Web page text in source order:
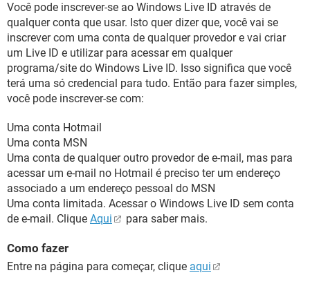
Você pode inscrever-se ao Windows Live ID através de
qualquer conta que usar. Isto quer dizer que, você vai se
inscrever com uma conta de qualquer provedor e vai criar
um Live ID e utilizar para acessar em qualquer
programa/site do Windows Live ID. Isso significa que você
terá uma só credencial para tudo. Então para fazer simples,
você pode inscrever-se com:
Uma conta Hotmail
Uma conta MSN
Uma conta de qualquer outro provedor de e-mail, mas para
acessar um e-mail no Hotmail é preciso ter um endereço
associado a um endereço pessoal do MSN
Uma conta limitada. Acessar o Windows Live ID sem conta
de e-mail. Clique Aqui para saber mais.
Como fazer
Entre na página para começar, clique aqui